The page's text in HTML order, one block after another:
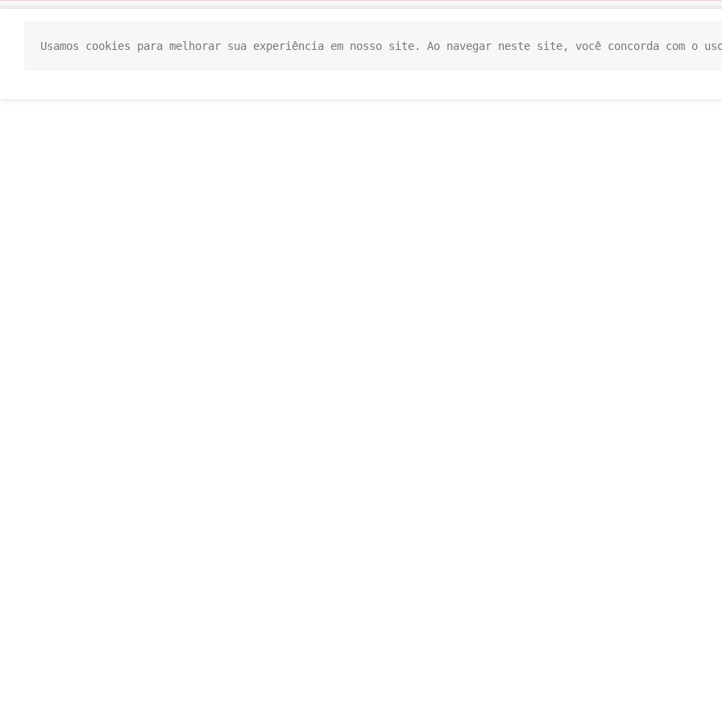
Usamos cookies para melhorar sua experiência em nosso site. Ao navegar neste site, você concorda com o